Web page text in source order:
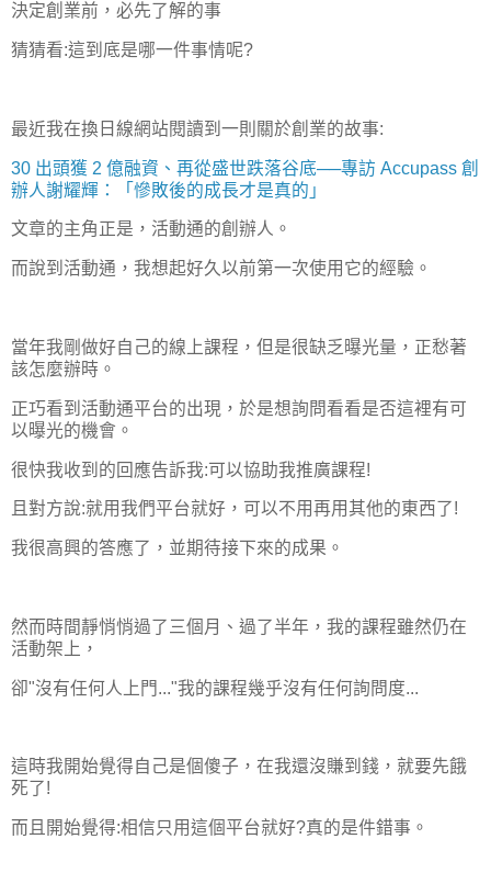
決定創業前，必先了解的事
猜猜看:這到底是哪一件事情呢?
最近我在換日線網站閱讀到一則關於創業的故事:
30 出頭獲 2 億融資、再從盛世跌落谷底──專訪 Accupass 創
辦人謝耀輝：「慘敗後的成長才是真的」
文章的主角正是，活動通的創辦人。
而說到活動通，我想起好久以前第一次使用它的經驗。
當年我剛做好自己的線上課程，但是很缺乏曝光量，正愁著
該怎麼辦時。
正巧看到活動通平台的出現，於是想詢問看看是否這裡有可
以曝光的機會。
很快我收到的回應告訴我:可以協助我推廣課程!
且對方說:就用我們平台就好，可以不用再用其他的東西了!
我很高興的答應了，並期待接下來的成果。
然而時間靜悄悄過了三個月、過了半年，我的課程雖然仍在
活動架上，
卻"沒有任何人上門..."我的課程幾乎沒有任何詢問度...
這時我開始覺得自己是個傻子，在我還沒賺到錢，就要先餓
死了!
而且開始覺得:相信只用這個平台就好?真的是件錯事。